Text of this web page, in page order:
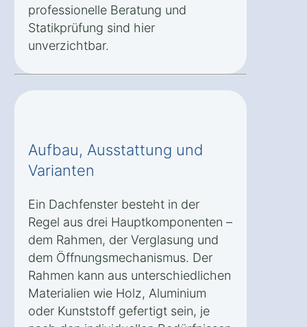
professionelle Beratung und
Statikprüfung sind hier
unverzichtbar.
Aufbau, Ausstattung und
Varianten
Ein Dachfenster besteht in der
Regel aus drei Hauptkomponenten –
dem Rahmen, der Verglasung und
dem Öffnungsmechanismus. Der
Rahmen kann aus unterschiedlichen
Materialien wie Holz, Aluminium
oder Kunststoff gefertigt sein, je